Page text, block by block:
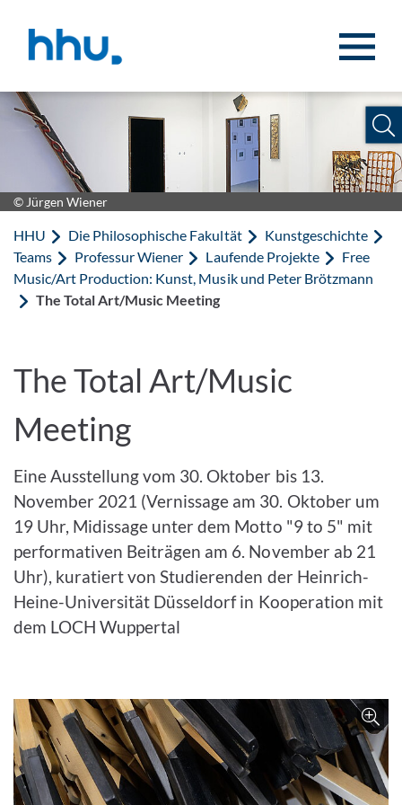
© Jürgen Wiener
HHU Die Philosophische Fakultät
Kunstgeschichte
Teams
Professur Wiener Laufende Projekte
Free
Music/Art Production: Kunst, Musik und Peter Brötzmann
The Total Art/Music Meeting
The Total Art/Music
Meeting
Eine Ausstellung vom 30. Oktober bis 13.
November 2021 (Vernissage am 30. Oktober um
19 Uhr, Midissage unter dem Motto "9 to 5" mit
performativen Beiträgen am 6. November ab 21
Uhr), kuratiert von Studierenden der Heinrich-
Heine-Universität Düsseldorf in Kooperation mit
dem LOCH Wuppertal
Bild